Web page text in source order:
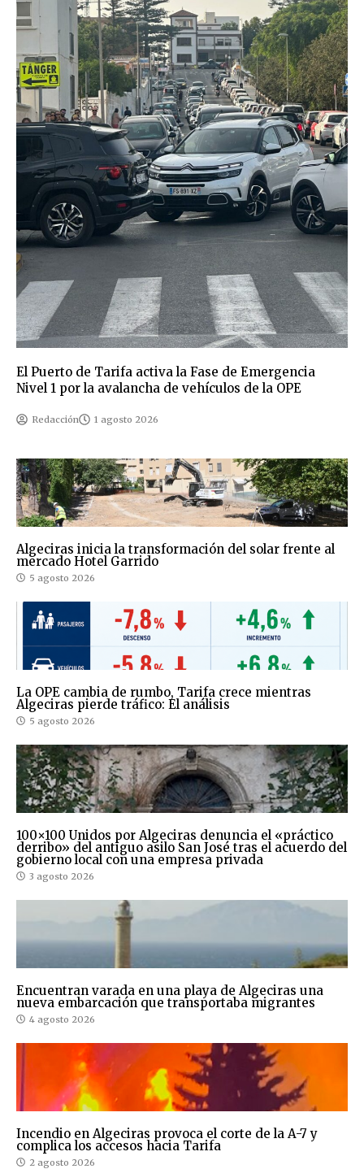
El Puerto de Tarifa activa la Fase de Emergencia
Nivel 1 por la avalancha de vehículos de la OPE
Redacción 1 agosto 2026
Algeciras inicia la transformación del solar frente al
mercado Hotel Garrido
5 agosto 2026
La OPE cambia de rumbo, Tarifa crece mientras
Algeciras pierde tráfico: El análisis
5 agosto 2026
100×100 Unidos por Algeciras denuncia el «práctico
derribo» del antiguo asilo San José tras el acuerdo del
gobierno local con una empresa privada
3 agosto 2026
Encuentran varada en una playa de Algeciras una
nueva embarcación que transportaba migrantes
4 agosto 2026
Incendio en Algeciras provoca el corte de la A-7 y
complica los accesos hacia Tarifa
2 agosto 2026